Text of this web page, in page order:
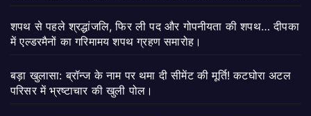
शपथ से पहले श्रद्धांजलि, फिर ली पद और गोपनीयता की शपथ… दीपका
में एल्डरमैनों का गरिमामय शपथ ग्रहण समारोह।
बड़ा खुलासा: ब्रॉन्ज के नाम पर थमा दी सीमेंट की मूर्ति! कटघोरा अटल
परिसर में भ्रष्टाचार की खुली पोल।